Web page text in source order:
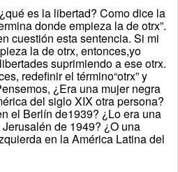
es la libertad? Como dice la
donde empieza la de otrx”.
cuestión esta sentencia. Si mi
la de otrx, entonces,yo
suprimiendo a ese otrx.
redefinir el término“otrx” y
¿Era una mujer negra
del siglo XIX otra persona?
el Berlín de1939? ¿Lo era una
de 1949? ¿O una
en la América Latina del